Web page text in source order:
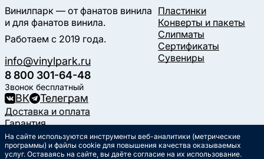
Винилпарк — от фанатов винила
и для фанатов винила.
Работаем с 2019 года.
info@vinylpark.ru
8 800 301-64-48
Звонок бесплатный
ВК Телеграм
Пластинки
Конверты и пакеты
Слипматы
Сертификаты
Сувениры
Доставка и оплата
Гарантия
Контакты
Статьи
На сайте используются инструменты веб-аналитики (метрические
программы) и файлы cookie для повышения качества оказываемых
услуг. Оставаясь на сайте, вы даёте согласие на их использование.